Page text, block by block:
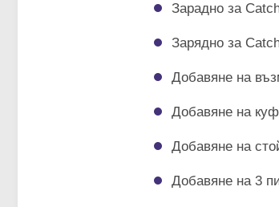
Зарадно за
Зарядно за
Добавяне на
Добавяне на
Добавяне на
Добавяне на 3